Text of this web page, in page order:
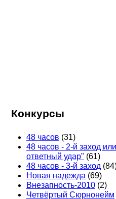
Конкурсы
48 часов (31)
48 часов - 2-й заход
ответный удар" (61)
48 часов - 3-й заход
Новая надежда (69)
Внезапность-2010 (2)
Четвёртый Сюрнонейм